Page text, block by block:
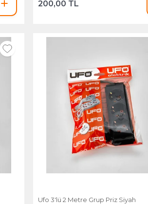
200,00 TL
Ufo 3'lü 2 Metre Grup Priz Siyah